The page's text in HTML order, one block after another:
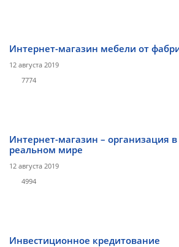
Интернет-магазин мебели от
12 августа 2019
7774
Интернет-магазин – организация
реальном мире
12 августа 2019
4994
Инвестиционное кредитование